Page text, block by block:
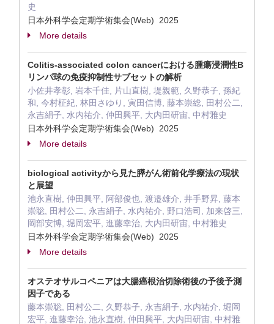
史
日本外科学会定期学術集会(Web) 2025
More details
Colitis-associated colon cancerにおける腫瘍浸潤性B
リンパ球の免疫抑制性サブセットの解析
小佐井孝彰, 岩本千佳, 片山直樹, 堤親範, 久野恭子, 孫紀
和, 今村柾紀, 林田さゆり, 寅田信博, 藤本崇総, 田村公二,
永吉絹子, 水内祐介, 仲田興平, 大内田研宙, 中村雅史
日本外科学会定期学術集会(Web) 2025
More details
biological activityから見た膵がん術前化学療法の現状
と展望
池永直樹, 仲田興平, 阿部俊也, 渡邉雄介, 井手野昇, 藤本
崇聡, 田村公二, 永吉絹子, 水内祐介, 野口浩司, 加来啓三,
岡部安博, 堀岡宏平, 進藤幸治, 大内田研宙, 中村雅史
日本外科学会定期学術集会(Web) 2025
More details
オステオサルコペニアは大腸癌根治切除術後の予後予測
因子である
藤本崇聡, 田村公二, 久野恭子, 永吉絹子, 水内祐介, 堀岡
宏平, 進藤幸治, 池永直樹, 仲田興平, 大内田研宙, 中村雅